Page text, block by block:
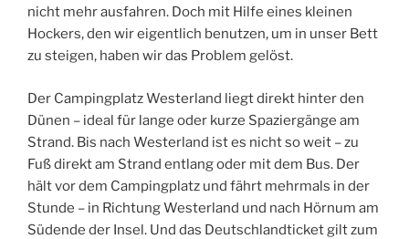
nicht mehr ausfahren. Doch mit Hilfe eines kleinen
Hockers, den wir eigentlich benutzen, um in unser Bett
zu steigen, haben wir das Problem gelöst.
Der Campingplatz Westerland liegt direkt hinter den
Dünen – ideal für lange oder kurze Spaziergänge am
Strand. Bis nach Westerland ist es nicht so weit – zu
Fuß direkt am Strand entlang oder mit dem Bus. Der
hält vor dem Campingplatz und fährt mehrmals in der
Stunde – in Richtung Westerland und nach Hörnum am
Südende der Insel. Und das Deutschlandticket gilt zum